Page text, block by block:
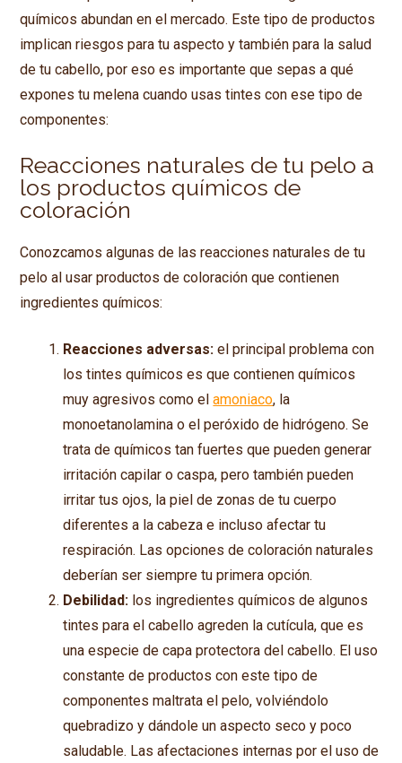
químicos abundan en el mercado. Este tipo de productos
implican riesgos para tu aspecto y también para la salud
de tu cabello, por eso es importante que sepas a qué
expones tu melena cuando usas tintes con ese tipo de
componentes:
Reacciones naturales de tu pelo a
los productos químicos de
coloración
Conozcamos algunas de las reacciones naturales de tu
pelo al usar productos de coloración que contienen
ingredientes químicos:
Reacciones adversas:el principal problema con
los tintes químicos es que contienen químicos
muy agresivos como elamoniaco, la
monoetanolamina o el peróxido de hidrógeno. Se
trata de químicos tan fuertes que pueden generar
irritación capilar o caspa, pero también pueden
irritar tus ojos, la piel de zonas de tu cuerpo
diferentes a la cabeza e incluso afectar tu
respiración. Las opciones de coloración naturales
deberían ser siempre tu primera opción.
Debilidad: los ingredientes químicos de algunos
tintes para el cabello agreden la cutícula, que es
una especie de capa protectora del cabello. El uso
constante de productos con este tipo de
componentes maltrata el pelo, volviéndolo
quebradizo y dándole un aspecto seco y poco
saludable. Las afectaciones internas por el uso de